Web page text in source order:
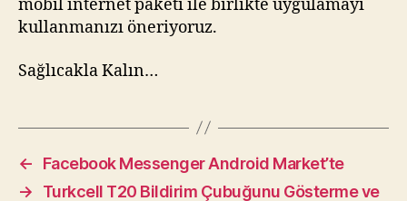
mobil internet paketi ile birlikte uygulamayı
kullanmanızı öneriyoruz.
Sağlıcakla Kalın…
←
Facebook Messenger Android Market’te
→
Turkcell T20 Bildirim Çubuğunu Gösterme ve